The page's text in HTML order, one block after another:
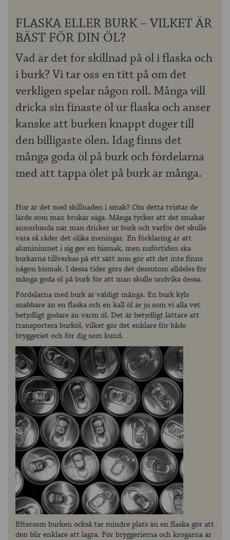
FLASKA ELLER BURK – VILKET ÄR
BÄST FÖR DIN ÖL?
Vad är det för skillnad på öl i flaska och
i burk? Vi tar oss en titt på om det
verkligen spelar någon roll. Många vill
dricka sin finaste öl ur flaska och anser
kanske att burken knappt duger till
den billigaste ölen. Idag finns det
många goda öl på burk och fördelarna
med att tappa ölet på burk är många.
Hur är det med skillnaden i smak? Om detta tvistar de
lärde som man brukar säga. Många tycker att det smakar
annorlunda när man dricker ur burk och varför det skulle
vara så råder det olika meningar. En förklaring är att
aluminiumet i sig ger en bismak, men nuförtiden ska
burkarna tillverkas på ett sätt som gör att det inte finns
någon bismak. I dessa tider görs det dessutom alldeles för
många goda öl på burk för att man skulle undvika dessa.
Fördelarna med burk är väldigt många. En burk kyls
snabbare än en flaska och en kall öl är ju som vi alla vet
betydligt godare än varm öl. Det är betydligt lättare att
transportera burköl, vilket gör det enklare för både
bryggeriet och för dig som kund.
Eftersom burken också tar mindre plats än en flaska gör att
den blir enklare att lagra. För bryggerierna och krogarna är